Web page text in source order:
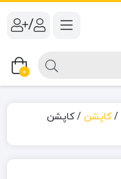
/
0
/کاپشن /کاپشن